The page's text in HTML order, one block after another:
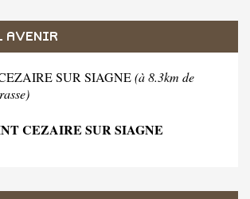
AVENIR
SUR SIAGNE(à 8.3km de
CEZAIRE SUR SIAGNE